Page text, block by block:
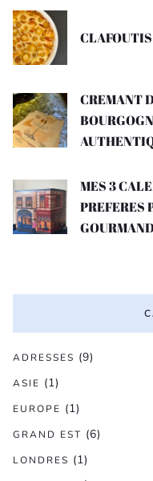
CREMANT
MES 3
PREFERES
ADRESSES (9)
ASIE (1)
EUROPE (1)
GRAND EST (6)
LONDRES (1)